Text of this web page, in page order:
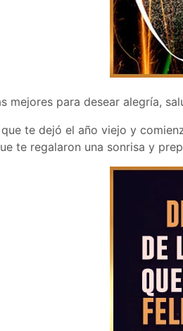
mejores para desear alegría,
te dejó el año viejo y
te regalaron una sonrisa y